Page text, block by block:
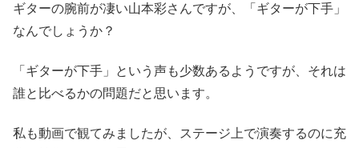
ギターの腕前が凄い山本彩さんですが、「ギターが下手」
なんでしょうか？
「ギターが下手」という声も少数あるようですが、それは
誰と比べるかの問題だと思います。
私も動画で観てみましたが、ステージ上で演奏するのに充